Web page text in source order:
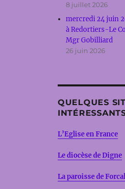
8 juillet 2026
mercredi 24 juin
à Redortiers-Le
Mgr Gobilliard
26 juin 2026
QUELQUES
L’Eglise en France
Le diocèse de Digne
La paroisse de